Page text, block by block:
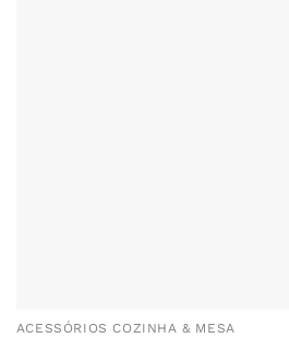
ACESSÓRIOS COZINHA & MESA